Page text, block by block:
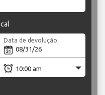
Data de devolução